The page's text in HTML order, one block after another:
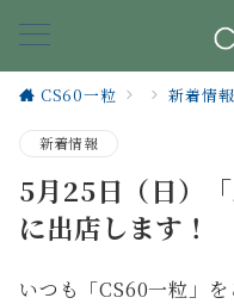
CS60一粒 新着情報
新着情報
5月25日（日）
に出店します！
いつも「CS60一粒」